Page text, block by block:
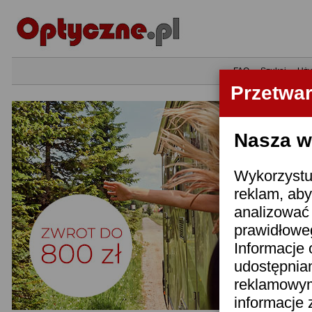
Nasza
reklam,
Informacje
informacje
•FAQ•Szukaj•